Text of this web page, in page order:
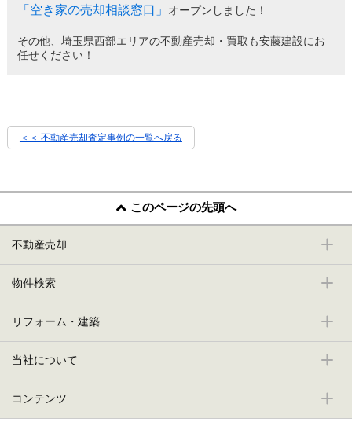
「空き家の売却相談窓口」 オープンしました！
その他、埼玉県西部エリアの不動産売却・買取も安藤建設にお
任せください！
＜＜ 不動産売却査定事例の一覧へ戻る
このページの先頭へ
不動産売却
物件検索
リフォーム・建築
当社について
コンテンツ